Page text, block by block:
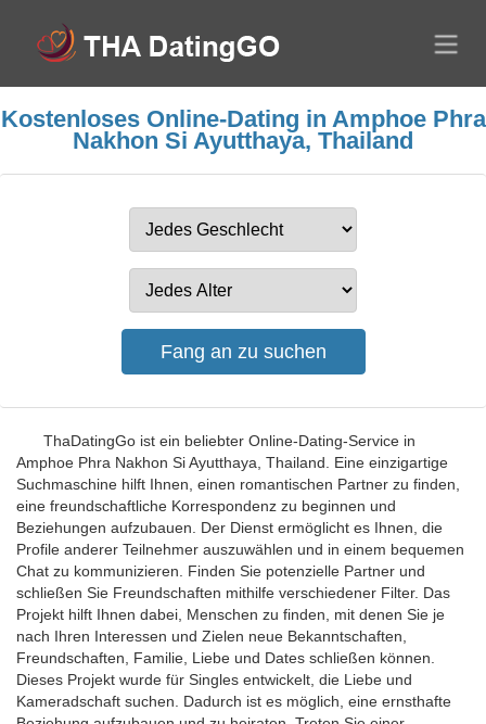
Kostenloses Online-Dating in Amphoe Phra
Nakhon Si Ayutthaya, Thailand
ThaDatingGo ist ein beliebter Online-Dating-Service in
Amphoe Phra Nakhon Si Ayutthaya, Thailand. Eine einzigartige
Suchmaschine hilft Ihnen, einen romantischen Partner zu finden,
eine freundschaftliche Korrespondenz zu beginnen und
Beziehungen aufzubauen. Der Dienst ermöglicht es Ihnen, die
Profile anderer Teilnehmer auszuwählen und in einem bequemen
Chat zu kommunizieren. Finden Sie potenzielle Partner und
schließen Sie Freundschaften mithilfe verschiedener Filter. Das
Projekt hilft Ihnen dabei, Menschen zu finden, mit denen Sie je
nach Ihren Interessen und Zielen neue Bekanntschaften,
Freundschaften, Familie, Liebe und Dates schließen können.
Dieses Projekt wurde für Singles entwickelt, die Liebe und
Kameradschaft suchen. Dadurch ist es möglich, eine ernsthafte